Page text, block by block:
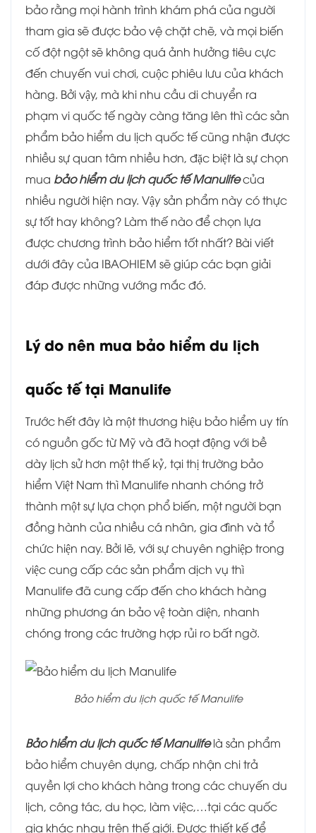
bảo rằng mọi hành trình khám phá của người
tham gia sẽ được bảo vệ chặt chẽ, và mọi biến
cố đột ngột sẽ không quá ảnh hưởng tiêu cực
đến chuyến vui chơi, cuộc phiêu lưu của khách
hàng. Bởi vậy, mà khi nhu cầu di chuyển ra
phạm vi quốc tế ngày càng tăng lên thì các sản
phẩm bảo hiểm du lịch quốc tế cũng nhận được
nhiều sự quan tâm nhiều hơn, đặc biệt là sự chọn
mua bảo hiểm du lịch quốc tế Manulifecủa
nhiều người hiện nay. Vậy sản phẩm này có thực
sự tốt hay không? Làm thế nào để chọn lựa
được chương trình bảo hiểm tốt nhất? Bài viết
dưới đây của IBAOHIEM sẽ giúp các bạn giải
đáp được những vướng mắc đó.
Lý do nên mua bảo hiểm du lịch
quốc tế tại Manulife
Trước hết đây là một thương hiệu bảo hiểm uy tín
có nguồn gốc từ Mỹ và đã hoạt động với bề
dày lịch sử hơn một thế kỷ, tại thị trường bảo
hiểm Việt Nam thì Manulife nhanh chóng trở
thành một sự lựa chọn phổ biến, một người bạn
đồng hành của nhiều cá nhân, gia đình và tổ
chức hiện nay. Bởi lẽ, với sự chuyên nghiệp trong
việc cung cấp các sản phẩm dịch vụ thì
Manulife đã cung cấp đến cho khách hàng
những phương án bảo vệ toàn diện, nhanh
chóng trong các trường hợp rủi ro bất ngờ.
Bảo hiểm du lịch quốc tế Manulife
Bảo hiểm du lịch quốc tế Manulifelà sản phẩm
bảo hiểm chuyên dụng, chấp nhận chi trả
quyền lợi cho khách hàng trong các chuyến du
lịch, công tác, du học, làm việc,…tại các quốc
gia khác nhau trên thế giới. Được thiết kế để